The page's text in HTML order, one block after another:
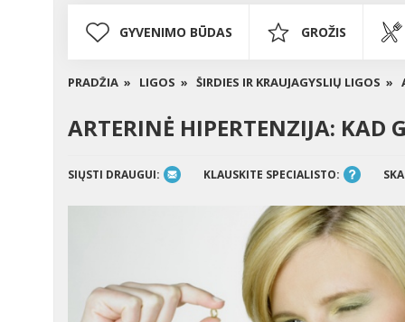
GYVENIMO BŪDAS GROŽIS
PRADŽIA » LIGOS » ŠIRDIES IR KRAUJAGYSLIŲ LIGOS »
ARTERINĖ HIPERTENZIJA: KAD
SIŲSTI DRAUGUI: KLAUSKITE SPECIALISTO: